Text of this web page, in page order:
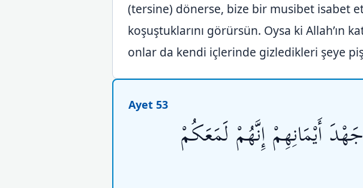
(tersine) dönerse, bize bir musibet isabet
koşuştuklarını görürsün. Oysa ki
onlar da kendi içlerinde gizledikleri şeye
Ayet 53
جَهْدَ أَيْمَانِهِمْ إِنَّهُمْ لَمَعَكُمْ